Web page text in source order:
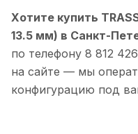
Хотите купить
13.5 мм) в Санкт-
по телефону 8 812
на сайте — мы
конфигурацию под